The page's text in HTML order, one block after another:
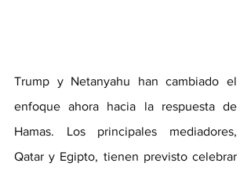
Trump y Netanyahu han cambiado el
enfoque ahora hacia la respuesta de
Hamas. Los principales mediadores,
Qatar y Egipto, tienen previsto celebrar